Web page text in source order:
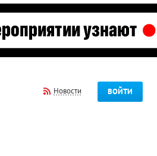
Новости ВОЙТИ